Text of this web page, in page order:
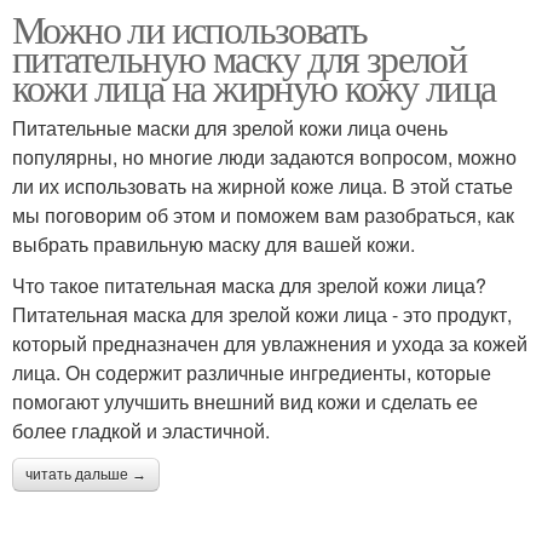
Можно ли использовать
питательную маску для зрелой
кожи лица на жирную кожу лица
Питательные маски для зрелой кожи лица очень
популярны, но многие люди задаются вопросом, можно
ли их использовать на жирной коже лица. В этой статье
мы поговорим об этом и поможем вам разобраться, как
выбрать правильную маску для вашей кожи.
Что такое питательная маска для зрелой кожи лица?
Питательная маска для зрелой кожи лица - это продукт,
который предназначен для увлажнения и ухода за кожей
лица. Он содержит различные ингредиенты, которые
помогают улучшить внешний вид кожи и сделать ее
более гладкой и эластичной.
читать дальше →